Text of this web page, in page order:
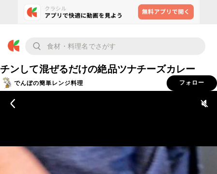
チンして混ぜるだけの絶品ツナチーズカレー
でんぼの簡単レンジ料理 フォロー